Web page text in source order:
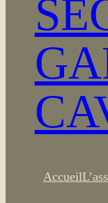
Accueil